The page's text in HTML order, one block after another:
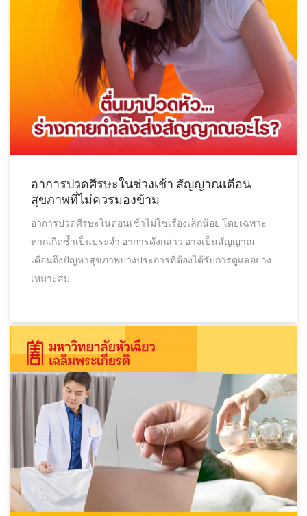
อาการปวดศีรษะในช่วงเช้า สัญญาณเตือน
สุขภาพที่ไม่ควรมองข้าม
อาการปวดศีรษะในตอนเช้าไม่ใช่เรื่องเล็กน้อย โดยเฉพาะ
หากเกิดซ้ำเป็นประจำ อาการดังกล่าว อาจเป็นสัญญาณ
เตือนถึงปัญหาสุขภาพบางประการที่ต้องได้รับการดูแลอย่าง
เหมาะสม